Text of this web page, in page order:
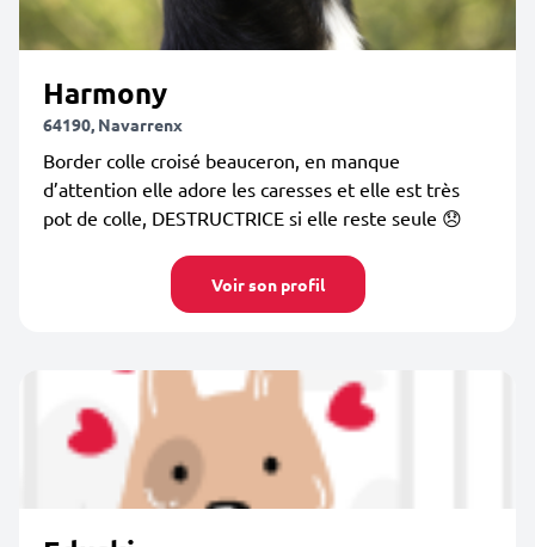
Harmony
64190, Navarrenx
Border colle croisé beauceron, en manque
d’attention elle adore les caresses et elle est très
pot de colle, DESTRUCTRICE si elle reste seule 😞
Voir son profil